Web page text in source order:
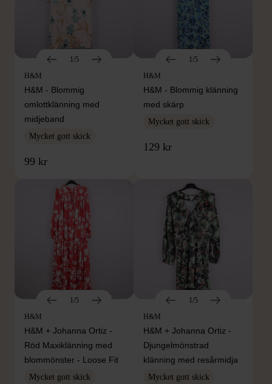
1/5
H&M
H&M - Blommig
omlottklänning med
midjeband
Mycket gott skick
99 kr
1/5
H&M
H&M - Blommig klänning
med skärp
Mycket gott skick
129 kr
1/5
H&M
H&M + Johanna Ortiz -
Röd Maxiklänning med
blommönster - Loose Fit
Mycket gott skick
1/5
H&M
H&M + Johanna Ortiz -
Djungelmönstrad
klänning med resårmidja
Mycket gott skick